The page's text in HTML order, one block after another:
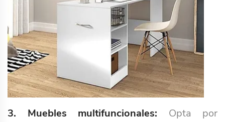
3. Muebles multifuncionales: Opta por